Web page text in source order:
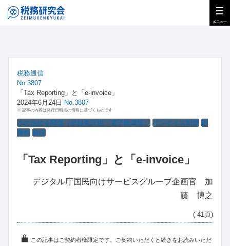
税務通信
No.3807
「Tax Reporting」と「e-invoice」
2024年6月24日 No.3807
※ 記事の内容は発行日時点の情報に基づくものです
その他法令関係（登録免許税・電子帳簿等） インボイス制度 消
費税 解説
「Tax Reporting」と「e-invoice」
デジタル庁国民向けサービスグループ企画官 加
藤 博之
( 41頁)
この記事はご契約者様限定です。ご契約いただくと続きをお読みいただ